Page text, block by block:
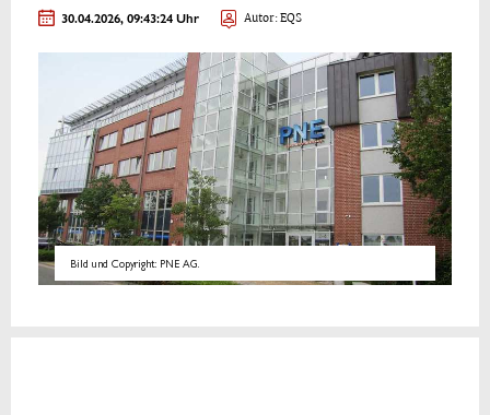
30.04.2026, 09:43:24 Uhr Autor: EQS
Bild und Copyright: PNE AG.